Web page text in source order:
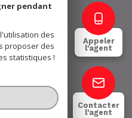
Appeler
l'agent
Contacter
l'agent
pendant
des
proposer des
statistiques !